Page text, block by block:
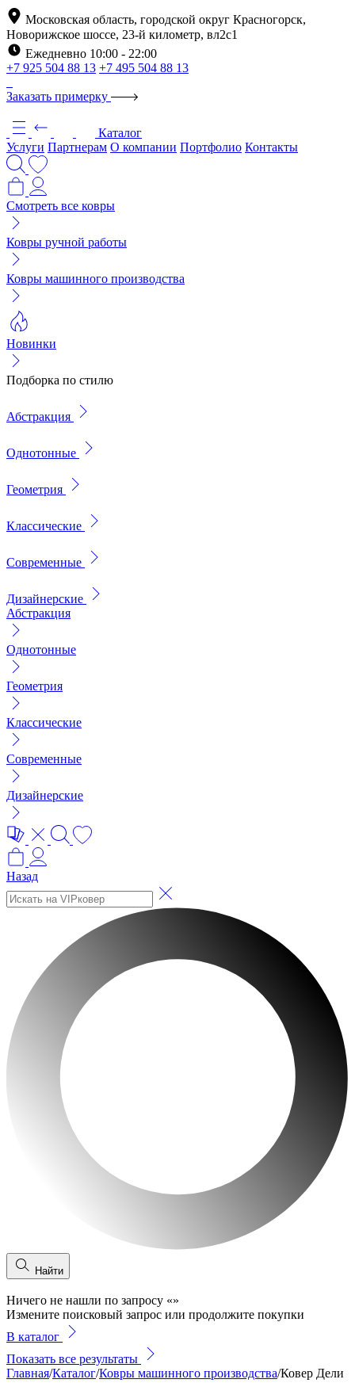
Московская область, городской округ Красногорск,
Новорижское шоссе, 23-й километр, вл2с1
Ежедневно 10:00 - 22:00
+7 925 504 88 13 +7 495 504 88 13
Заказать примерку
Каталог
Услуги Партнерам О компании Портфолио Контакты
Смотреть все ковры
Ковры ручной работы
Ковры машинного производства
Новинки
Подборка по стилю
Абстракция
Однотонные
Геометрия
Классические
Современные
Дизайнерские
Абстракция
Однотонные
Геометрия
Классические
Современные
Дизайнерские
Назад
Найти
Ничего не нашли по запросу «»
Измените поисковый запрос или продолжите покупки
В каталог
Показать все результаты
Главная/Каталог/Ковры машинного производства/Ковер Дели